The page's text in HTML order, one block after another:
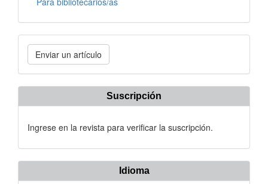
Enviar
un
artículo
Enviar un artículo
Suscripción
Ingrese en la revista para verificar la suscripción.
Idioma